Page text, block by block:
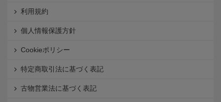
利用規約
個人情報保護方針
Cookieポリシー
特定商取引法に基づく表記
古物営業法に基づく表記